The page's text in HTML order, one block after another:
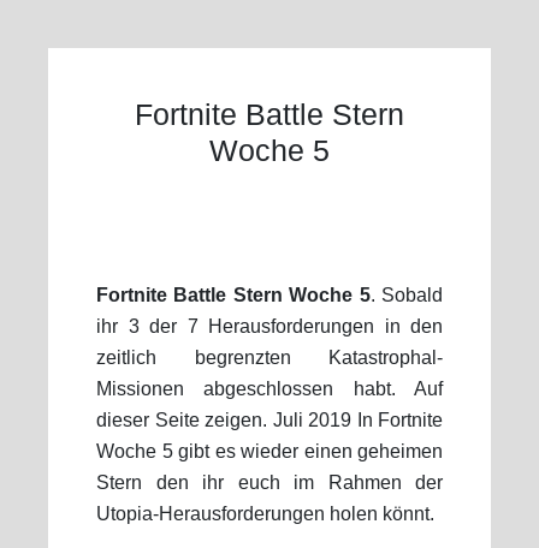
Fortnite Battle Stern
Woche 5
Fortnite Battle Stern Woche 5. Sobald
ihr 3 der 7 Herausforderungen in den
zeitlich begrenzten Katastrophal-
Missionen abgeschlossen habt. Auf
dieser Seite zeigen. Juli 2019 In Fortnite
Woche 5 gibt es wieder einen geheimen
Stern den ihr euch im Rahmen der
Utopia-Herausforderungen holen könnt.